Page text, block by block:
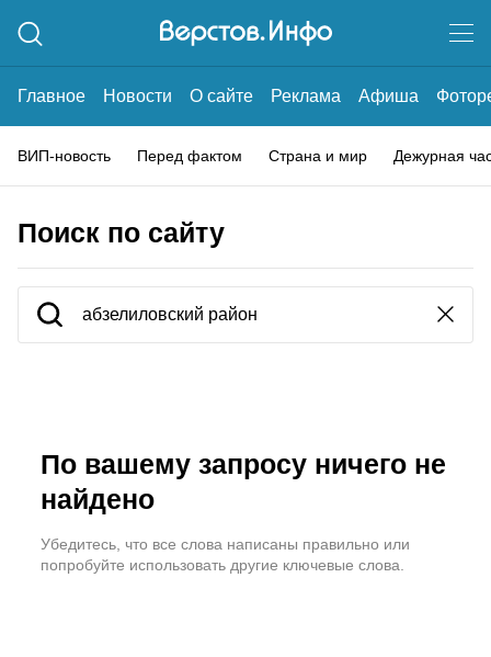
Главное Новости О сайте Реклама Афиша
ВИП-новость Перед фактом Страна и мир Дежурная
Поиск по сайту
По вашему запросу ничего не
найдено
Убедитесь, что все слова написаны правильно или
попробуйте использовать другие ключевые слова.